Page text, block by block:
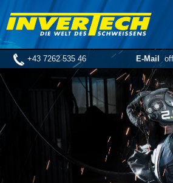
+43 7262 535 46 E-Mail